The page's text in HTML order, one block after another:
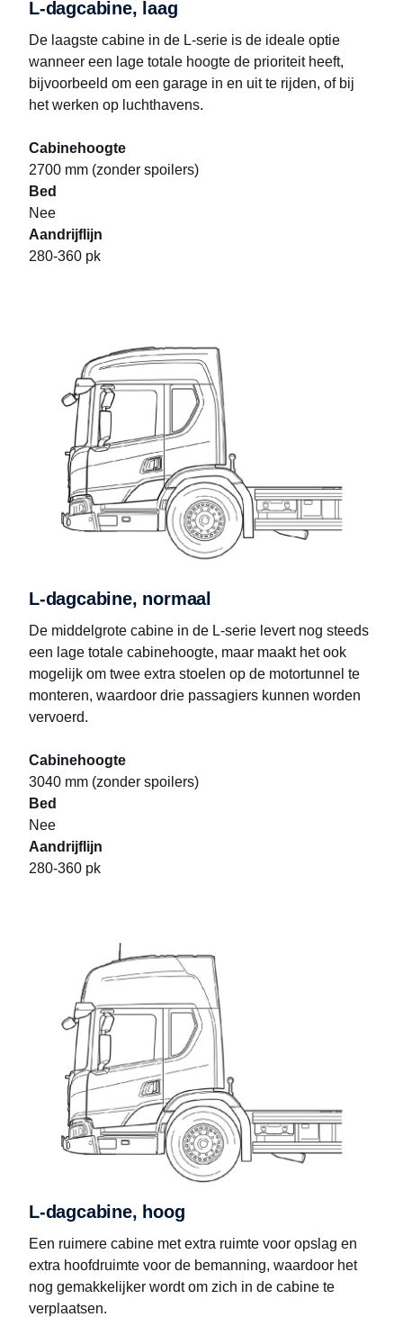
L-dagcabine, laag
De laagste cabine in de L-serie is de ideale optie
wanneer een lage totale hoogte de prioriteit heeft,
bijvoorbeeld om een garage in en uit te rijden, of bij
het werken op luchthavens.
Cabinehoogte
2700 mm (zonder spoilers)
Bed
Nee
Aandrijflijn
280-360 pk
L-dagcabine, normaal
De middelgrote cabine in de L-serie levert nog steeds
een lage totale cabinehoogte, maar maakt het ook
mogelijk om twee extra stoelen op de motortunnel te
monteren, waardoor drie passagiers kunnen worden
vervoerd.
Cabinehoogte
3040 mm (zonder spoilers)
Bed
Nee
Aandrijflijn
280-360 pk
L-dagcabine, hoog
Een ruimere cabine met extra ruimte voor opslag en
extra hoofdruimte voor de bemanning, waardoor het
nog gemakkelijker wordt om zich in de cabine te
verplaatsen.